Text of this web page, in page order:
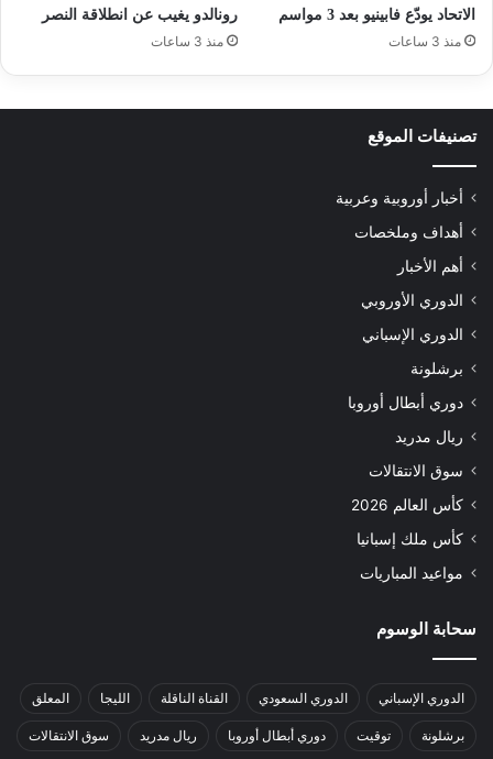
الاتحاد يودّع فابينيو بعد 3 مواسم
منذ 3 ساعات
رونالدو يغيب عن انطلاقة النصر
منذ 3 ساعات
تصنيفات الموقع
أخبار أوروبية وعربية
أهداف وملخصات
أهم الأخبار
الدوري الأوروبي
الدوري الإسباني
برشلونة
دوري أبطال أوروبا
ريال مدريد
سوق الانتقالات
كأس العالم 2026
كأس ملك إسبانيا
مواعيد المباريات
سحابة الوسوم
الدوري الإسباني الدوري السعودي القناة الناقلة الليجا المعلق
برشلونة توقيت دوري أبطال أوروبا ريال مدريد سوق الانتقالات